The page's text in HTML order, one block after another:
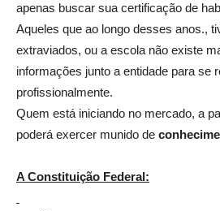
apenas buscar sua certificação de
Aqueles que ao longo desses anos.,
extraviados, ou a escola não existe
informações junto a entidade para se
profissionalmente.
Quem está iniciando no mercado, a
poderá exercer munido de
A Constituição Federal: